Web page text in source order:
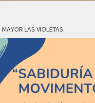
MAYOR LAS VIOLETAS